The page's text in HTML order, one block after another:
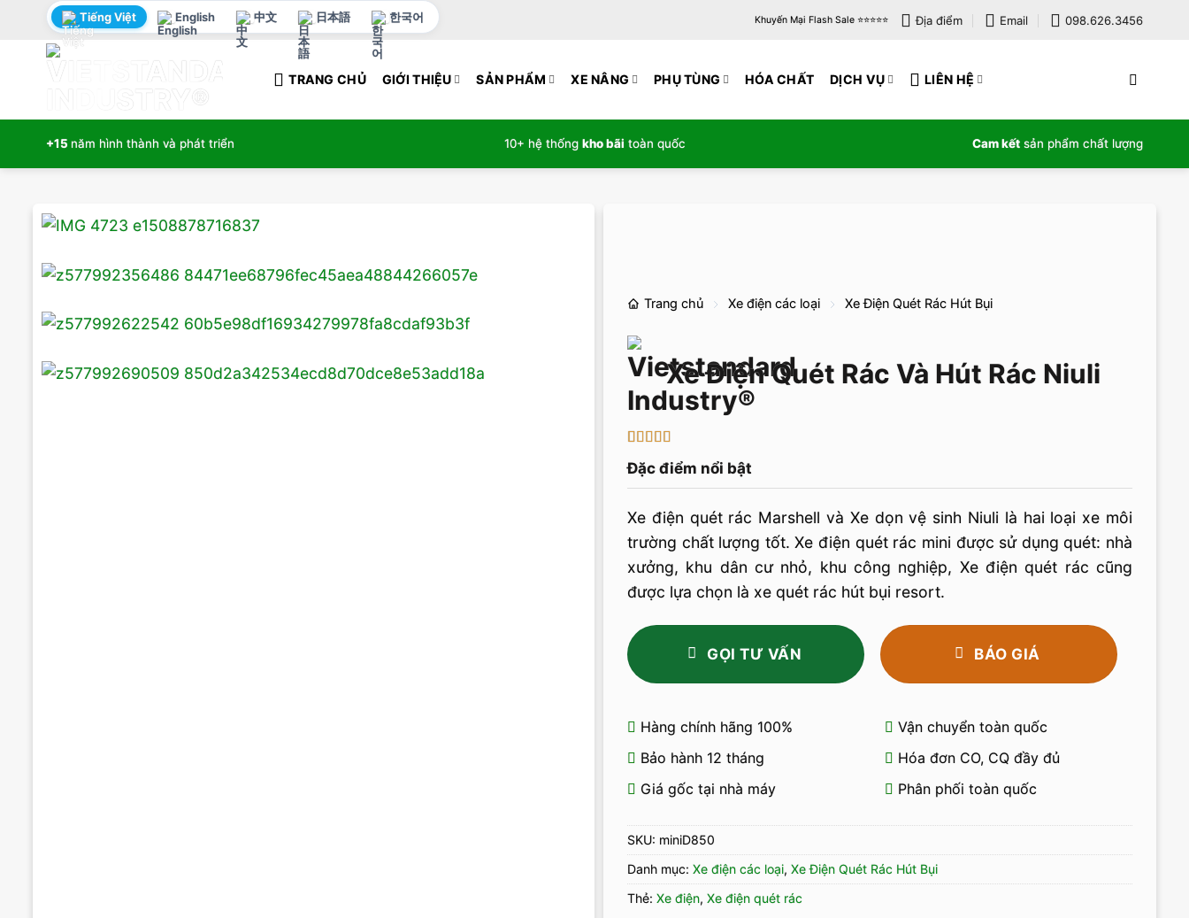
Tiếng Việt English 中文 日本語 한국어 Khuyến Mại Flash Sale ⭐️⭐️⭐️⭐️⭐️ Địa điểm Email 098.626.3456
TRANG CHỦ GIỚI THIỆU SẢN PHẨM XE NÂNG PHỤ TÙNG HÓA CHẤT DỊCH VỤ LIÊN HỆ
+15 năm hình thành và phát triển 10+ hệ thống kho bãi toàn quốc Cam kết sản phẩm chất lượng
Trang chủ Xe điện các loại Xe Điện Quét Rác Hút Bụi
Xe Điện Quét Rác Và Hút Rác Niuli
trên 5 dựa
trênđánh
giá
Đặc điểm nổi bật
Xe điện quét rác Marshell và Xe dọn vệ sinh Niuli là hai loại xe môi
trường chất lượng tốt. Xe điện quét rác mini được sử dụng quét: nhà
xưởng, khu dân cư nhỏ, khu công nghiệp, Xe điện quét rác cũng
được lựa chọn là xe quét rác hút bụi resort.
GỌI TƯ VẤN BÁO GIÁ
Hàng chính hãng 100%
Vận chuyển toàn quốc
Bảo hành 12 tháng
Hóa đơn CO, CQ đầy đủ
Giá gốc tại nhà máy
Phân phối toàn quốc
SKU: miniD850
Danh mục: Xe điện các loại, Xe Điện Quét Rác Hút Bụi
Thẻ: Xe điện, Xe điện quét rác